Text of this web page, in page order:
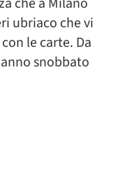
ubriaco che vi
le carte. Da
snobbato